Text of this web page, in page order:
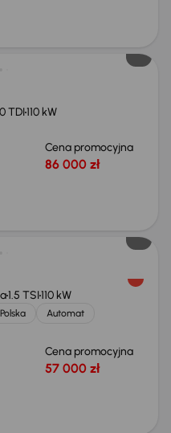
TDI110 kW
Cena promocyjna
86 000 zł
1.5 TSI110 kW
Automat
Cena promocyjna
57 000 zł